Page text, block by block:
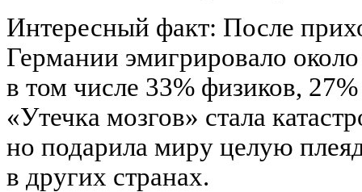
Интересный факт: После
Германии эмигрировало
в том числе 33% физиков,
«Утечка мозгов» стала
но подарила миру целую
в других странах.